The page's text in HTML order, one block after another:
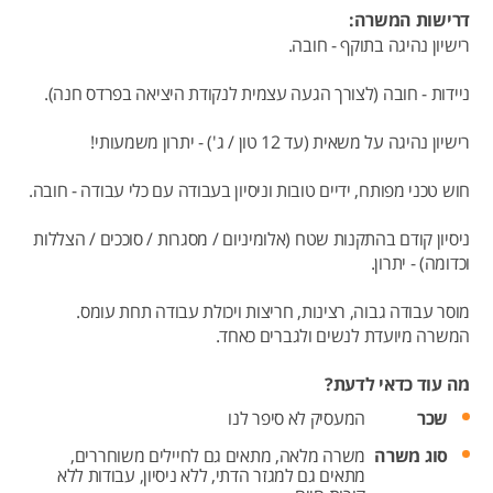
דרישות המשרה:
רישיון נהיגה בתוקף - חובה.
ניידות - חובה (לצורך הגעה עצמית לנקודת היציאה בפרדס חנה).
רישיון נהיגה על משאית (עד 12 טון / ג') - יתרון משמעותי!
חוש טכני מפותח, ידיים טובות וניסיון בעבודה עם כלי עבודה - חובה.
ניסיון קודם בהתקנות שטח (אלומיניום / מסגרות / סוככים / הצללות
וכדומה) - יתרון.
מוסר עבודה גבוה, רצינות, חריצות ויכולת עבודה תחת עומס.
המשרה מיועדת לנשים ולגברים כאחד.
מה עוד כדאי לדעת?
שכר
המעסיק לא סיפר לנו
סוג משרה משרה מלאה, מתאים גם לחיילים משוחררים,
מתאים גם למגזר הדתי,ללא ניסיון, עבודות ללא